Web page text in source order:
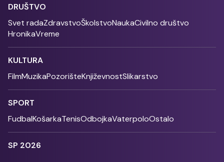
DRUŠTVO
Svet radaZdravstvoŠkolstvoNaukaCivilno društvo
HronikaVreme
KULTURA
FilmMuzikaPozorišteKnjiževnostSlikarstvo
SPORT
FudbalKošarkaTenisOdbojkaVaterpoloOstalo
SP 2026